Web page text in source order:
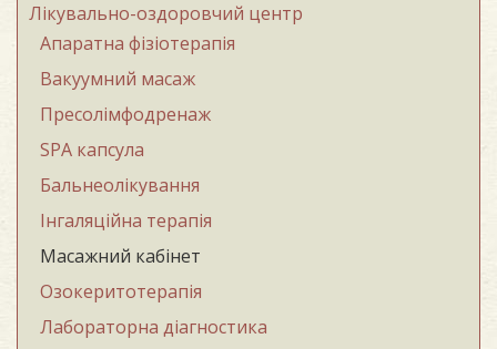
Лікувально-оздоровчий центр
Апаратна фізіотерапія
Вакуумний масаж
Пресолімфодренаж
SPA капсула
Бальнеолікування
Інгаляційна терапія
Масажний кабінет
Озокеритотерапія
Лабораторна діагностика